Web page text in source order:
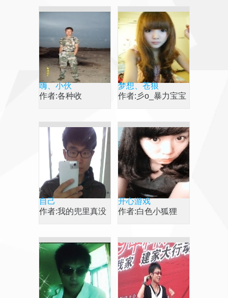
嗨、小伙
作者:各种收
梦想、苍狼
作者:彡o_暴力宝宝
自己
作者:我的兜里真没
开心游戏
作者:白色小狐狸